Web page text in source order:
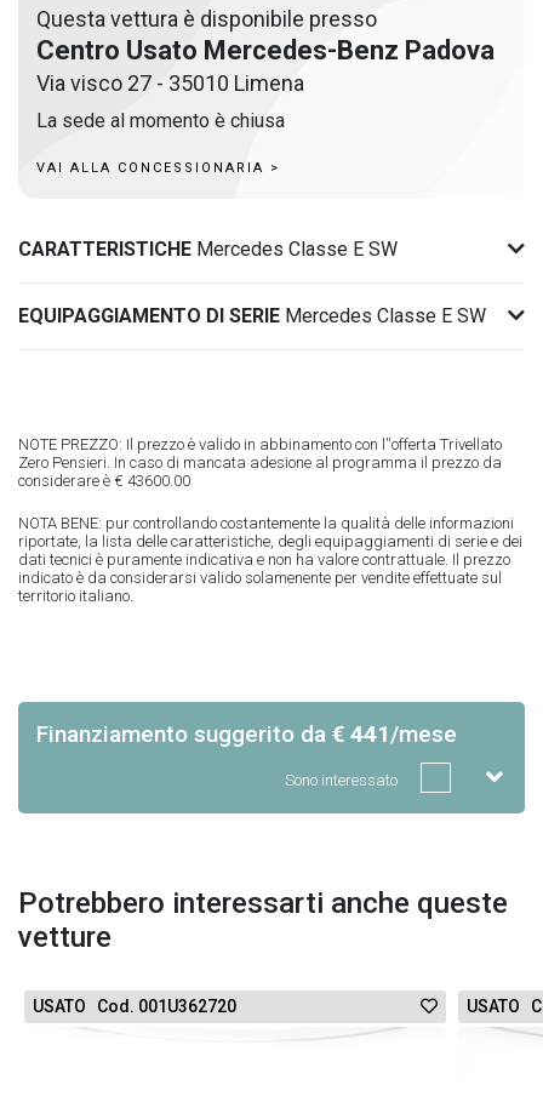
Questa vettura è disponibile presso
Centro Usato Mercedes-Benz Padova
Via visco 27 - 35010 Limena
La sede al momento è chiusa
VAI ALLA CONCESSIONARIA >
CARATTERISTICHE Mercedes Classe E SW
EQUIPAGGIAMENTO DI SERIE Mercedes Classe E SW
NOTE PREZZO: Il prezzo è valido in abbinamento con l''offerta Trivellato
Zero Pensieri. In caso di mancata adesione al programma il prezzo da
considerare è € 43600.00
NOTA BENE: pur controllando costantemente la qualità delle informazioni
riportate, la lista delle caratteristiche, degli equipaggiamenti di serie e dei
dati tecnici è puramente indicativa e non ha valore contrattuale. Il prezzo
indicato è da considerarsi valido solamenente per vendite effettuate sul
territorio italiano.
Finanziamento suggerito da € 441/mese
Sono interessato
Potrebbero interessarti anche queste
vetture
USATO Cod. 001U362720 USATO